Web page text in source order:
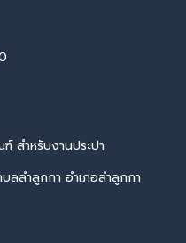
สำหรับงานประปา
ลำลูกกา อำเภอลำลูกกา